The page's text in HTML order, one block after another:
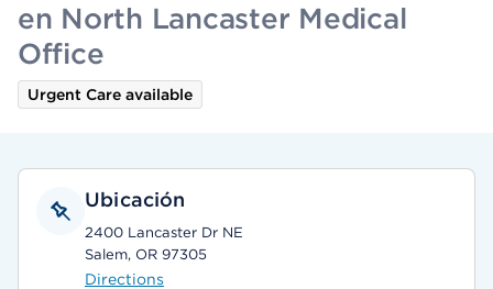
en North Lancaster Medical
Office
Urgent Care available
Ubicación
2400 Lancaster Dr NE
Salem, OR 97305
Directions